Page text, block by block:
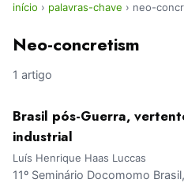
início › palavras-chave › neo-
Neo-concretism
1 artigo
Brasil pós-Guerra,
industrial
Luís Henrique Haas Luccas
11º Seminário Docomomo